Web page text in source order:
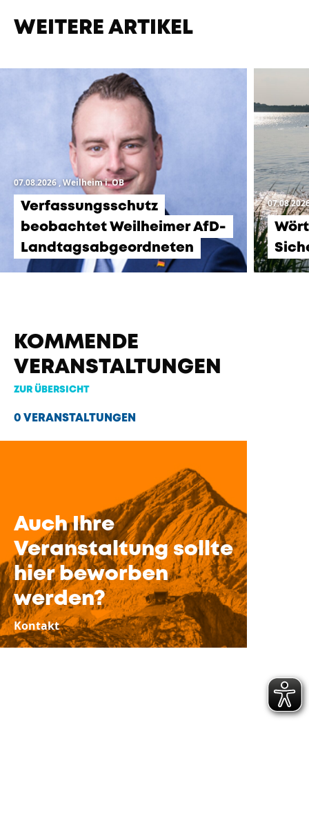
WEITERE ARTIKEL
07.08.2026, Weilheim i. OB
Verfassungsschutz
beobachtet Weilheimer AfD-
Landtagsabgeordneten
KOMMENDE
VERANSTALTUNGEN
ZUR ÜBERSICHT
0 VERANSTALTUNGEN
Auch Ihre
Veranstaltung sollte
hier beworben
werden?
Kontakt